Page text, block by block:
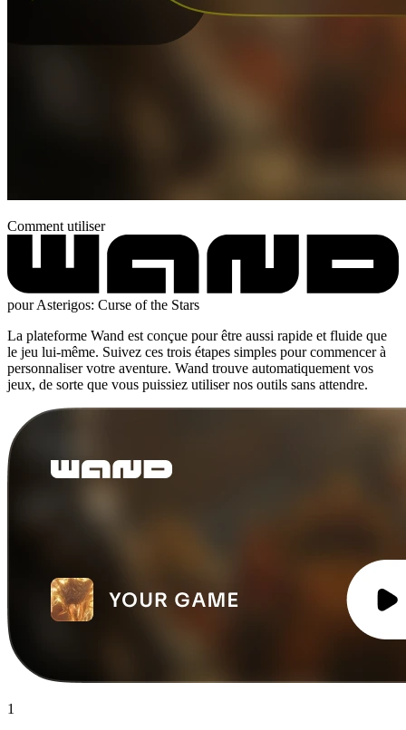
Comment utiliser
pour Asterigos: Curse of the Stars
La plateforme Wand est conçue pour être aussi rapide et fluide que
le jeu lui-même. Suivez ces trois étapes simples pour commencer à
personnaliser votre aventure. Wand trouve automatiquement vos
jeux, de sorte que vous puissiez utiliser nos outils sans attendre.
1